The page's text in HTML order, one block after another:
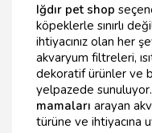
Iğdır pet shop
köpeklerle sınırlı
ihtiyacınız olan her
akvaryum filtreleri,
dekoratif ürünler ve
yelpazede
mamaları arayan
türüne ve ihtiyacına